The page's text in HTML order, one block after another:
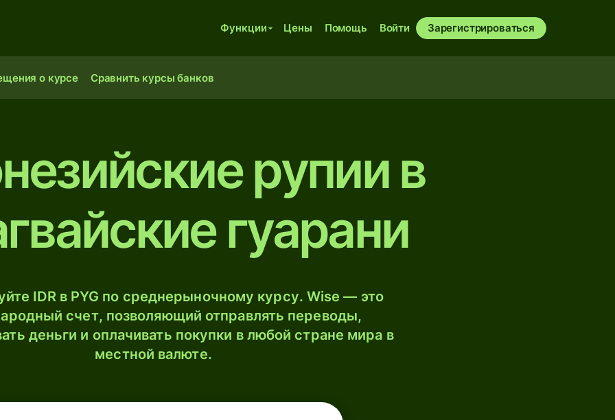
Функции Цены Помощь Войти Зарегистрироваться
о курсе Сравнить курсы банков
рупии в
гуарани
IDR в PYG по среднерыночному курсу. Wise — это
счет, позволяющий отправлять переводы,
деньги и оплачивать покупки в любой стране мира в
местной валюте.